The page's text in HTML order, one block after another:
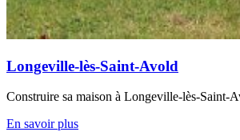
Longeville-lès-Saint-Avold
Construire sa maison à Longeville-lès-Saint-
En savoir plus